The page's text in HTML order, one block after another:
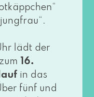
lädt der
16.
in das
fünf und